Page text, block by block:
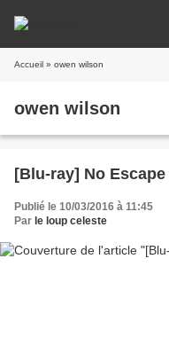
Accueil » owen wilson
owen wilson
[Blu-ray] No Escape
Publié le 10/03/2016 à 11:45
Par le loup celeste